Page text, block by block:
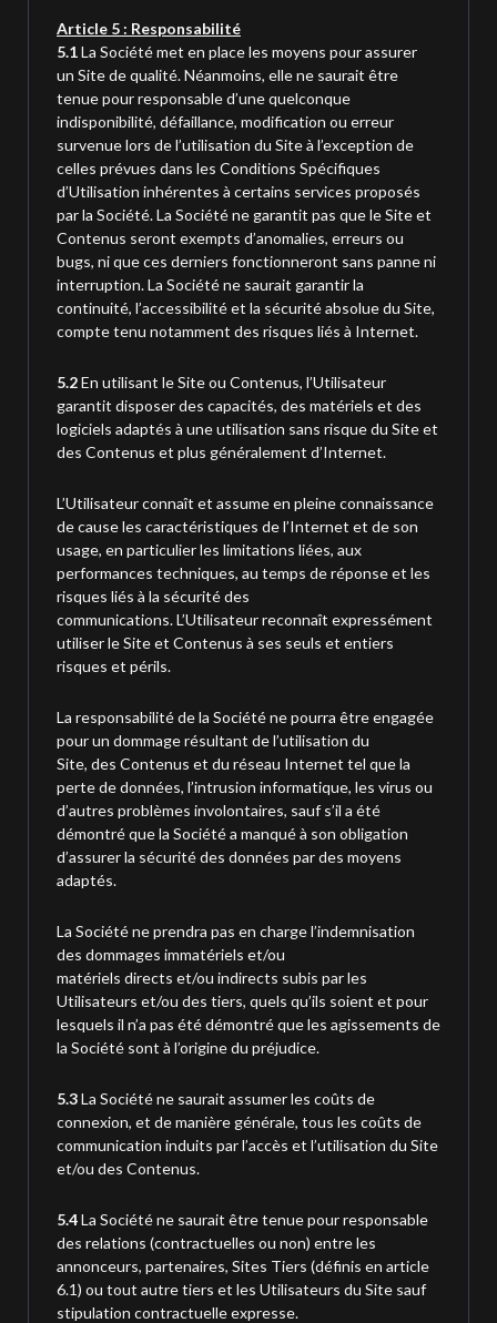
Article 5 : Responsabilité
5.1La Société met en place les moyens pour assurer
un Site de qualité. Néanmoins, elle ne saurait être
tenue pour responsable d’une quelconque
indisponibilité, défaillance, modification ou erreur
survenue lors de l’utilisation du Site à l’exception de
celles prévues dans les Conditions Spécifiques
d’Utilisation inhérentes à certains services proposés
par la Société. La Société ne garantit pas que le Site et
Contenus seront exempts d’anomalies, erreurs ou
bugs, ni que ces derniers fonctionneront sans panne ni
interruption. La Société ne saurait garantir la
continuité, l’accessibilité et la sécurité absolue du Site,
compte tenu notamment des risques liés à Internet.
5.2En utilisant le Site ou Contenus, l’Utilisateur
garantit disposer des capacités, des matériels et des
logiciels adaptés à une utilisation sans risque du Site et
des Contenus et plus généralement d’Internet.
L’Utilisateur connaît et assume en pleine connaissance
de cause les caractéristiques de l’Internet et de son
usage, en particulier les limitations liées, aux
performances techniques, au temps de réponse et les
risques liés à la sécurité des
communications. L’Utilisateur reconnaît expressément
utiliser le Site et Contenus à ses seuls et entiers
risques et périls.
La responsabilité de la Société ne pourra être engagée
pour un dommage résultant de l’utilisation du
Site, des Contenus et du réseau Internet tel que la
perte de données, l’intrusion informatique, les virus ou
d’autres problèmes involontaires, sauf s’il a été
démontré que la Société a manqué à son obligation
d’assurer la sécurité des données par des moyens
adaptés.
La Société ne prendra pas en charge l’indemnisation
des dommages immatériels et/ou
matériels directs et/ou indirects subis par les
Utilisateurs et/ou des tiers, quels qu’ils soient et pour
lesquels il n’a pas été démontré que les agissements de
la Société sont à l’origine du préjudice.
5.3La Société ne saurait assumer les coûts de
connexion, et de manière générale, tous les coûts de
communication induits par l’accès et l’utilisation du Site
et/ou des Contenus.
5.4La Société ne saurait être tenue pour responsable
des relations (contractuelles ou non) entre les
annonceurs, partenaires, Sites Tiers (définis en article
6.1) ou tout autre tiers et les Utilisateurs du Site sauf
stipulation contractuelle expresse.